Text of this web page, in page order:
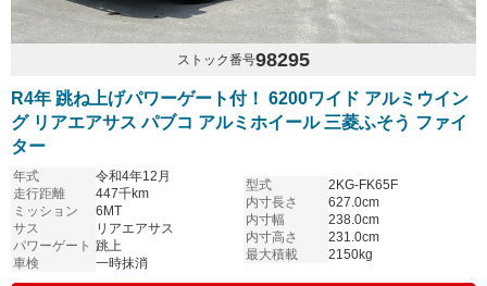
ストック番号98295
R4年 跳ね上げパワーゲート付！ 6200ワイド アルミウイン
グ リアエアサス パブコ アルミホイール 三菱ふそう ファイ
ター
年式
令和4年12月
走行距離
447千km
ミッション
6MT
サス
リアエアサス
パワーゲート 跳上
車検
一時抹消
型式
2KG-FK65F
内寸長さ
627.0cm
内寸幅
238.0cm
内寸高さ
231.0cm
最大積載
2150kg